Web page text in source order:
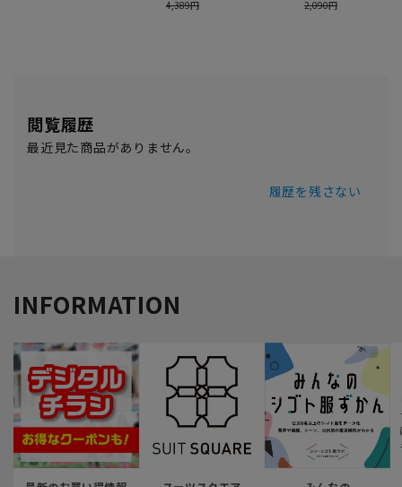
閲覧履歴
最近見た商品がありません。
履歴を残さない
INFORMATION